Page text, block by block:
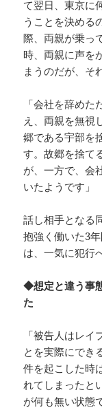
て翌日、東京に
うことを決める
際、両親が乗っ
時、両親に声を
まうのだが、そ
「会社を辞め
え、両親を無視
郷である宇部を
す。故郷を捨て
が、一方で、会
いたようです」
話し相手となる
抱強く働いた3
は、一気に犯行
◆想定と違う事
た
「被告人はレ
とを実際にでき
件を起こした時
れてしまったと
が何も無い状態